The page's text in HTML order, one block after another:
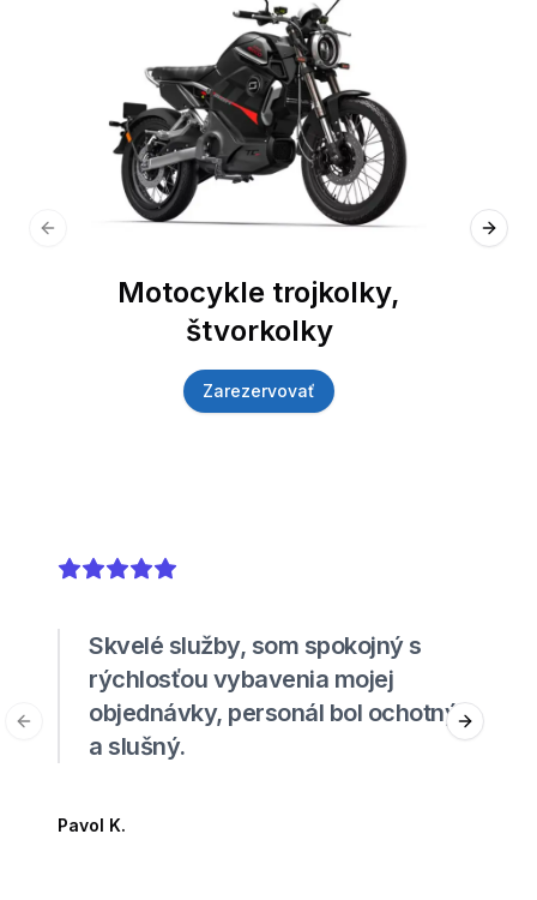
Motocykle trojkolky,
štvorkolky
Zarezervovať
Previous slide Next
5out of 5 stars
Skvelé služby, som spokojný s
rýchlosťou vybavenia mojej
objednávky, personál bol ochotný
a slušný.
Pavol K.
Previous slide Next